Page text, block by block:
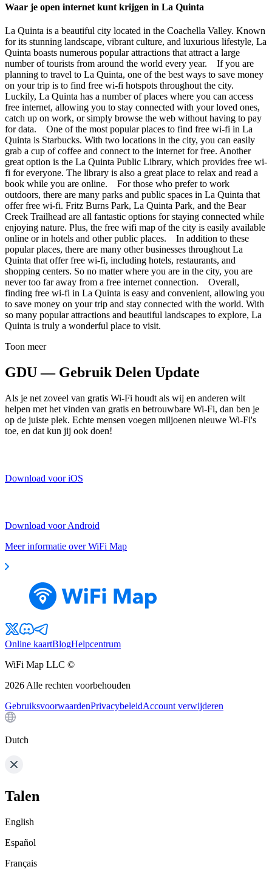
Waar je open internet kunt krijgen in La Quinta
La Quinta is a beautiful city located in the Coachella Valley. Known
for its stunning landscape, vibrant culture, and luxurious lifestyle, La
Quinta boasts numerous popular attractions that attract a large
number of tourists from around the world every year. If you are
planning to travel to La Quinta, one of the best ways to save money
on your trip is to find free wi-fi hotspots throughout the city.
Luckily, La Quinta has a number of places where you can access
free internet, allowing you to stay connected with your loved ones,
catch up on work, or simply browse the web without having to pay
for data. One of the most popular places to find free wi-fi in La
Quinta is Starbucks. With two locations in the city, you can easily
grab a cup of coffee and connect to the internet for free. Another
great option is the La Quinta Public Library, which provides free wi-
fi for everyone. The library is also a great place to relax and read a
book while you are online. For those who prefer to work
outdoors, there are many parks and public spaces in La Quinta that
offer free wi-fi. Fritz Burns Park, La Quinta Park, and the Bear
Creek Trailhead are all fantastic options for staying connected while
enjoying nature. Plus, the free wifi map of the city is easily available
online or in hotels and other public places. In addition to these
popular places, there are many other businesses throughout La
Quinta that offer free wi-fi, including hotels, restaurants, and
shopping centers. So no matter where you are in the city, you are
never too far away from a free internet connection. Overall,
finding free wi-fi in La Quinta is easy and convenient, allowing you
to save money on your trip and stay connected with the world. With
so many popular attractions and beautiful landscapes to explore, La
Quinta is truly a wonderful place to visit.
Toon meer
GDU — Gebruik Delen Update
Als je net zoveel van gratis Wi-Fi houdt als wij en anderen wilt
helpen met het vinden van gratis en betrouwbare Wi-Fi, dan ben je
op de juiste plek. Echte mensen voegen miljoenen nieuwe Wi-Fi's
toe, en dat kun jij ook doen!
Download voor iOS
Download voor Android
Meer informatie over WiFi Map
Online kaartBlogHelpcentrum
WiFi Map LLC ©
2026 Alle rechten voorbehouden
GebruiksvoorwaardenPrivacybeleidAccount verwijderen
Dutch
Talen
English
Español
Français